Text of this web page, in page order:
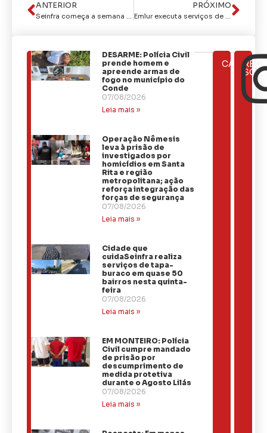
ANTERIOR
Seinfra começa a semana realizando manutenção na iluminação pública e na rede de galerias
PRÓXIMO
Emlur executa serviços de roçagem e capinação em cemitérios públicos nesta segunda-feira
ÚLTIMAS
NOTÍCIAS
DESARME: Polícia Civil
prende homem e
apreende armas de
fogo no município do
Conde
07/08/2026
Leia mais »
Operação Nêmesis
leva à prisão de
investigados por
homicídios em Santa
Rita e região
metropolitana; ação
reforça integração das
forças de segurança
07/08/2026
Leia mais »
Cidade que
cuidaSeinfra realiza
serviços de tapa-
buraco em quase 50
bairros nesta quinta-
feira
07/08/2026
Leia mais »
EM MONTEIRO: Polícia
Civil cumpre mandado
de prisão por
descumprimento de
medida protetiva
durante o Agosto Lilás
07/08/2026
Leia mais »